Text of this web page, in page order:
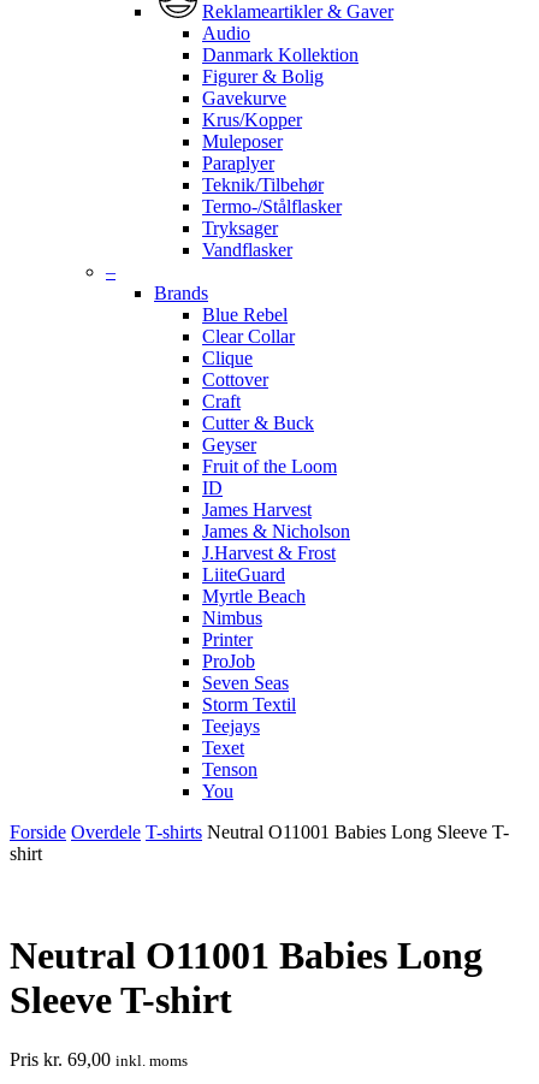
Reklameartikler & Gaver
Audio
Danmark Kollektion
Figurer & Bolig
Gavekurve
Krus/Kopper
Muleposer
Paraplyer
Teknik/Tilbehør
Termo-/Stålflasker
Tryksager
Vandflasker
–
Brands
Blue Rebel
Clear Collar
Clique
Cottover
Craft
Cutter & Buck
Geyser
Fruit of the Loom
ID
James Harvest
James & Nicholson
J.Harvest & Frost
LiiteGuard
Myrtle Beach
Nimbus
Printer
ProJob
Seven Seas
Storm Textil
Teejays
Texet
Tenson
You
Forside Overdele T-shirts Neutral O11001 Babies Long Sleeve T-
shirt
Neutral O11001 Babies Long
Sleeve T-shirt
Pris kr. 69,00 inkl. moms